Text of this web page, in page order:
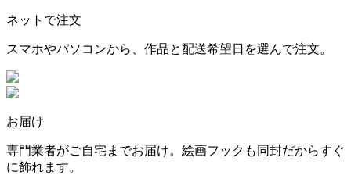
ネットで注文
スマホやパソコンから、作品と配送希望日を選んで注文。
お届け
専門業者がご自宅までお届け。絵画フックも同封だからすぐ
に飾れます。